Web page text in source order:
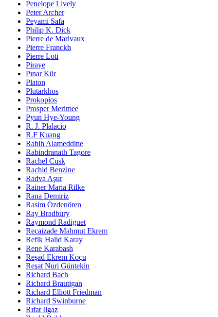
Penelope Lively
Peter Archer
Peyami Safa
Philip K. Dick
Pierre de Marivaux
Pierre Franckh
Pierre Loti
Piraye
Pınar Kür
Platon
Plutarkhos
Prokopios
Prosper Merimee
Pyun Hye-Young
R. J. Plalacio
R.F Kuang
Rabih Alameddine
Rabindranath Tagore
Rachel Cusk
Rachid Benzine
Radva Aşur
Rainer Maria Rilke
Rana Demiriz
Rasim Özdenören
Ray Bradbury
Raymond Radiguet
Recaizade Mahmut Ekrem
Refik Halid Karay
Rene Karabash
Reşad Ekrem Koçu
Reşat Nuri Güntekin
Richard Bach
Richard Brautigan
Richard Elliott Friedman
Richard Swinburne
Rıfat Ilgaz